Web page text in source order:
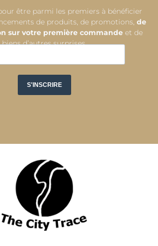
être parmi les premiers à bénéficier
de produits, de promotions, de
sur votre première commande et de
biens d’autres surprises.